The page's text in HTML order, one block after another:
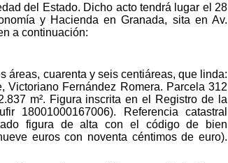
del Estado. Dicho acto tendrá lugar el 28
y Hacienda en Granada, sita en Av.
a continuación:
áreas, cuarenta y seis centiáreas, que linda:
Victoriano Fernández Romera. Parcela 312
m². Figura inscrita en el Registro de la
Referencia catastral
figura de alta con el código de bien
euros con noventa céntimos de euro).